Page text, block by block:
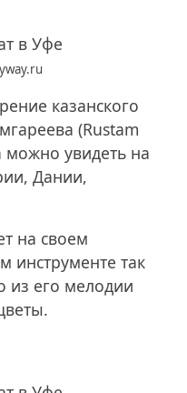
казанского
(Rustam
можно увидеть на
Дании,
на своем
инструменте так
из его мелодии